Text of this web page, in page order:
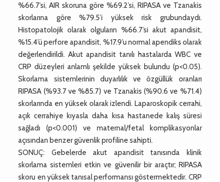
%66.7’si, AIR skoruna göre %69.2’si, RIPASA ve Tzanakis
skorlarına göre %79.5’i yüksek risk grubundaydı.
Histopatolojik olarak olguların %66.7’si akut apandisit,
%15.4’ü perfore apandisit, %17.9’u normal apendiks olarak
değerlendirildi. Akut apandisit tanılı hastalarda WBC ve
CRP düzeyleri anlamlı şekilde yüksek bulundu (p<0.05).
Skorlama sistemlerinin duyarlılık ve özgüllük oranları
RIPASA (%93.7 ve %85.7) ve Tzanakis (%90.6 ve %71.4)
skorlarında en yüksek olarak izlendi. Laparoskopik cerrahi,
açık cerrahiye kıyasla daha kısa hastanede kalış süresi
sağladı (p<0.001) ve maternal/fetal komplikasyonlar
açısından benzer güvenlik profiline sahipti.
SONUÇ: Gebelerde akut apandisit tanısında klinik
skorlama sistemleri etkin ve güvenilir bir araçtır; RIPASA
skoru en yüksek tanısal performansı göstermektedir. CRP